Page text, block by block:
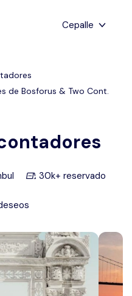
Cepalle
Deutsch
Español
de Bosforus & Two Cont.
30k+ reservado